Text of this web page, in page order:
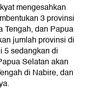
mengesahkan
3 provinsi
Tengah, dan Papua
jumlah provinsi di
5 sedangkan di
Selatan akan
di Nabire, dan